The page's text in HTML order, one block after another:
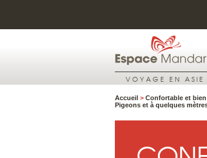
VOYAGE EN ASIE
Accueil > Confortable et
Pigeons et à quelques